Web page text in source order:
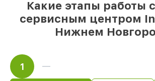
немедленном начале работ
Какие этапы работы
сервисным центром
Нижнем
1